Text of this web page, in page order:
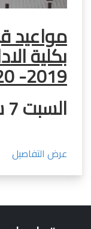
مواعيد
بكلية
2019- 2020​
السبت 7 سبتمبر 2019م
عرض التفاصيل